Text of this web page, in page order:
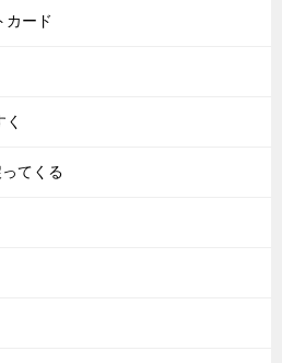
カード
てくる